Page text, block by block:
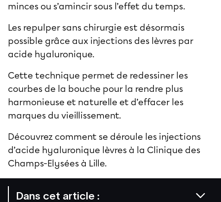
Dans cet article :
minces ou s’amincir sous l’effet du temps.
Les repulper sans chirurgie est désormais
possible grâce aux injections des lèvres par
acide hyaluronique.
Cette technique permet de redessiner les
courbes de la bouche pour la rendre plus
harmonieuse et naturelle et d’effacer les
marques du vieillissement.
Découvrez comment se déroule les injections
d’acide hyaluronique lèvres à la Clinique des
Champs-Elysées à Lille.